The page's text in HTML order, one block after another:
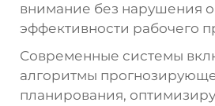
внимание без нарушения
эффективности рабочего
Современные системы
алгоритмы
планирования,